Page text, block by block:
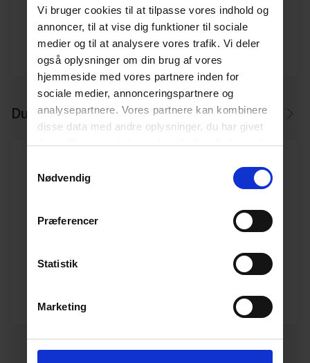
Vi bruger cookies til at tilpasse vores indhold og
annoncer, til at vise dig funktioner til sociale
medier og til at analysere vores trafik. Vi deler
også oplysninger om din brug af vores
hjemmeside med vores partnere inden for
sociale medier, annonceringspartnere og
analysepartnere. Vores partnere kan kombinere
disse data med andre oplysninger, du har givet
dem, eller som de har indsamlet fra din brug af
Nødvendig
Præferencer
Statistik
Marketing
Dimension 110
ProducentOstendorf
Du skal måske også bruge
110/110 45° Pipelife PP kloakgrenrør